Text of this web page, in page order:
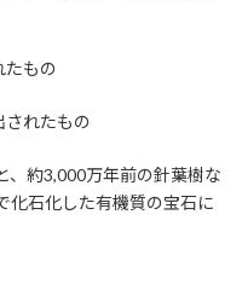
たもの
されたもの
、約3,000万年前の針葉樹な
化石化した有機質の宝石に